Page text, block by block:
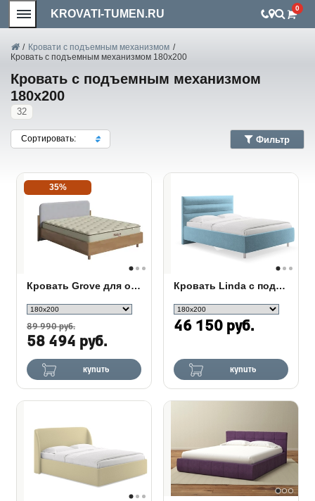
KROVATI-TUMEN.RU 0
/ Кровати с подъемным механизмом /
Кровать с подъемным механизмом 180х200
Кровать с подъемным механизмом
180х200
32
Сортировать: Фильтр
35%
Кровать Grove для основания ПМ
89 990 руб.
58 494 руб.
купить
Кровать Linda с подъемным механизмом
46 150 руб.
купить